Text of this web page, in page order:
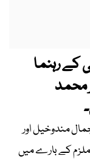
کے رہنما
محمد
مندوخیل اور
کے بارے میں